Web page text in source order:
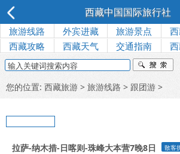
西藏中国国际旅行社
旅游线路 外宾进藏 旅游景点
西藏攻略
西藏天气 交通指南
您的位置: 西藏旅游 > 旅游线路 > 跟团游 >
拉萨-纳木措-日喀则-珠峰大本营7晚8日 散客